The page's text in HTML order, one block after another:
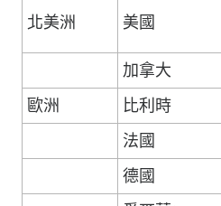
北美洲 美國
加拿大
歐洲
比利時
法國
德國